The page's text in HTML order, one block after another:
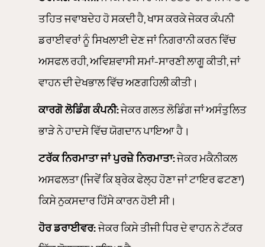
ਤਹਿਤ ਜਵਾਬਦੇਹ ਹੋ ਸਕਦੀ ਹੈ, ਖਾਸ ਕਰਕੇ ਜੇਕਰ ਕੰਪਨੀ
ਡਰਾਈਵਰਾਂ ਨੂੰ ਸਿਖਲਾਈ ਦੇਣ ਜਾਂ ਨਿਗਰਾਨੀ ਕਰਨ ਵਿੱਚ
ਅਸਫਲ ਰਹੀ, ਅਵਿਸ਼ਵਾਸੀ ਸਮਾਂ-ਸਾਰਣੀ ਲਾਗੂ ਕੀਤੀ, ਜਾਂ
ਵਾਹਨ ਦੀ ਦੇਖਭਾਲ ਵਿੱਚ ਅਣਗਹਿਲੀ ਕੀਤੀ।
ਕਾਰਗੋ ਲੋਡਿੰਗ ਕੰਪਨੀ:ਜੇਕਰ ਗਲਤ ਲੋਡਿੰਗ ਜਾਂ ਅਸੰਤੁਲਿਤ
ਭਾੜੇ ਨੇ ਹਾਦਸੇ ਵਿੱਚ ਯੋਗਦਾਨ ਪਾਇਆ ਹੈ।
ਟਰੱਕ ਨਿਰਮਾਤਾ ਜਾਂ ਪੁਰਜ਼ੇ ਨਿਰਮਾਤਾ:ਜੇਕਰ ਮਕੈਨੀਕਲ
ਅਸਫਲਤਾ (ਜਿਵੇਂ ਕਿ ਬ੍ਰੇਕ ਫੇਲ੍ਹ ਹੋਣਾ ਜਾਂ ਟਾਇਰ ਫਟਣਾ)
ਕਿਸੇ ਨੁਕਸਦਾਰ ਹਿੱਸੇ ਕਾਰਨ ਹੋਈ ਸੀ।
ਹੋਰ ਡਰਾਈਵਰ:ਜੇਕਰ ਕਿਸੇ ਤੀਜੀ ਧਿਰ ਦੇ ਵਾਹਨ ਨੇ ਟੱਕਰ